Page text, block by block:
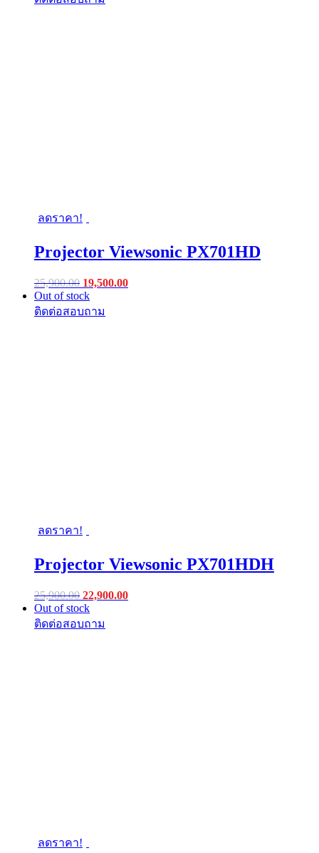
ลดราคา!
Projector Viewsonic PX701HD
25,900.00 Original
price
was:
19,500.00Current
Out of stock
ลดราคา!
Projector Viewsonic PX701HDH
25,900.00 Original
price
was:
22,900.00Current
Out of stock
ลดราคา!